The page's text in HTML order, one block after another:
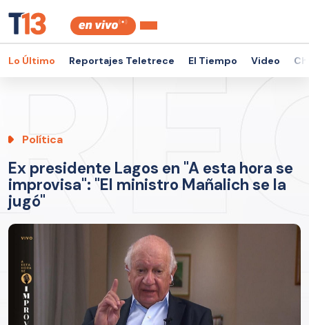
Lo Último Reportajes Teletrece El Tiempo Video
Política
Ex presidente Lagos en "A esta hora se
improvisa": "El ministro Mañalich se la
jugó"